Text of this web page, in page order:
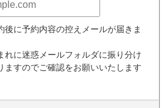
に予約内容の控えメールが届きま
に迷惑メールフォルダに振り分け
ますのでご確認をお願いいたします